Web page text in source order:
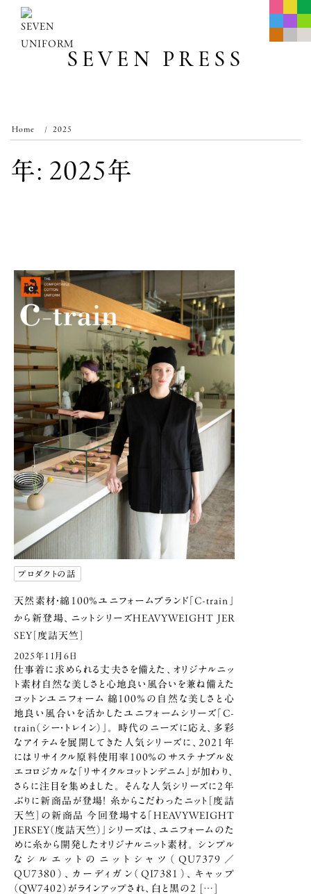
content
SEVEN PRESS
Home 2025
年: 2025年
プロダクトの話
天然素材・綿100％ユニフォームブランド 「C-train」
から新登場、ニットシリーズHEAVYWEIGHT JER
SEY［度詰天竺］
2025年11月6日
仕事着に求められる丈夫さを備えた、オリジナルニッ
ト素材自然な美しさと心地良い風合いを兼ね備えた
コットンユニフォーム 綿100％の自然な美しさと心
地良い風合いを活かしたユニフォームシリーズ「C-
train（シー・トレイン）」。 時代のニーズに応え、多彩
なアイテムを展開してきた人気シリーズに、2021年
にはリサイクル原料使用率100％のサステナブル＆
エコロジカルな「リサイクルコットンデニム」が加わり、
さらに注目を集めました。 そんな人気シリーズに2年
ぶりに新商品が登場！ 糸からこだわったニット［度詰
天竺］の新商品 今回登場する「HEAVYWEIGHT
JERSEY（度詰天竺）」シリーズは、ユニフォームのた
めに糸から開発したオリジナルニット素材。 シンプル
なシルエットのニットシャツ（QU7379／
QU7380）、カーディガン（QI7381）、キャップ
（QW7402）がラインアップされ、白と黒の2 […]